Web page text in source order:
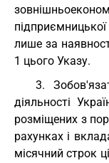
лише за
1 цього Указу.
3.
діяльності
розміщених з
рахунках і
місячний строк